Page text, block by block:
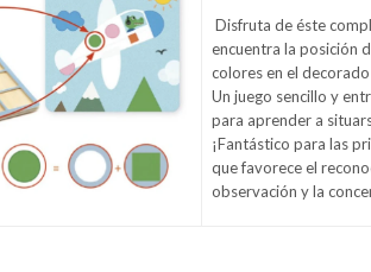
Disfruta de éste
encuentra la posición
colores en el decorado
Un juego sencillo y
para aprender a
¡Fantástico para las
que favorece el
observación y la